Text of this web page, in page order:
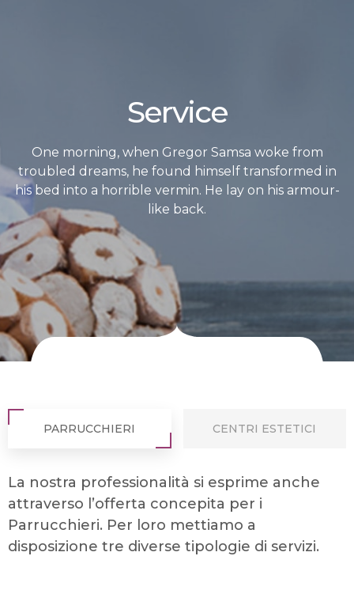
Service
One morning, when Gregor Samsa woke from
troubled dreams, he found himself transformed in
his bed into a horrible vermin. He lay on his armour-
like back.
PARRUCCHIERI CENTRI ESTETICI
La nostra professionalità si esprime anche
attraverso l’offerta concepita per i
Parrucchieri. Per loro mettiamo a
disposizione tre diverse tipologie di servizi.